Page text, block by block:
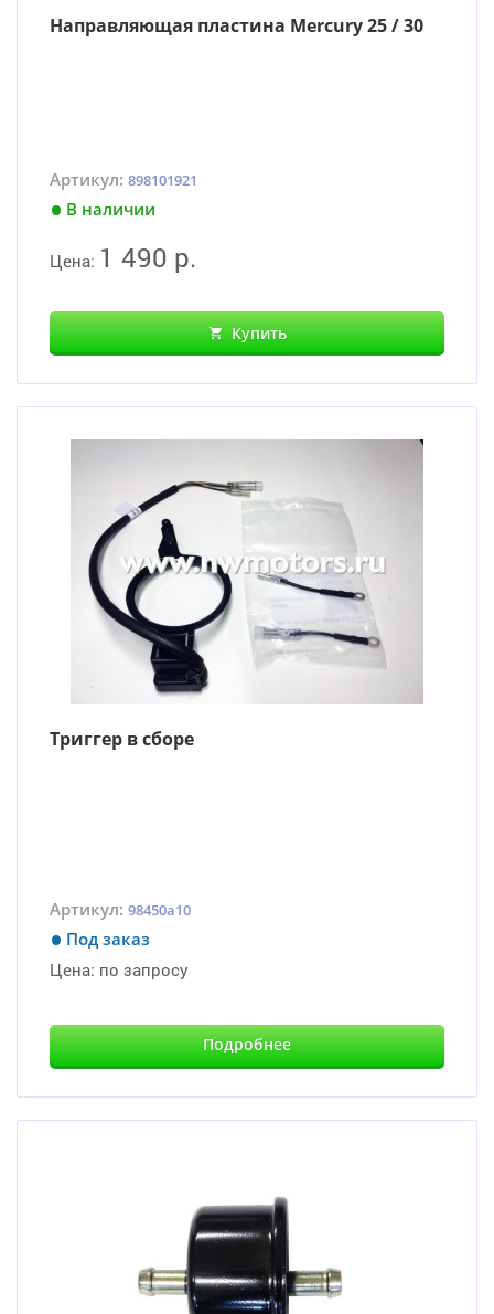
Направляющая пластина Mercury 25 / 30
Артикул: 898101921
В наличии
Цена: 1 490 р.
Купить
Триггер в сборе
Артикул: 98450a10
Под заказ
Цена: по запросу
Подробнее